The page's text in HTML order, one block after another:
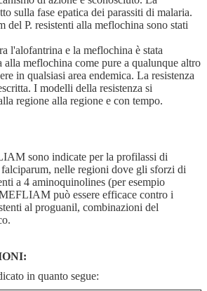
sulla fase epatica dei parassiti di malaria.
del P. resistenti alla meflochina sono stati
l'alofantrina e la meflochina è stata
alla meflochina come pure a qualunque altro
in qualsiasi area endemica. La resistenza
I modelli della resistenza si
regione alla regione e con tempo.
sono indicate per la profilassi di
nelle regioni dove gli sforzi di
a 4 aminoquinolines (per esempio
può essere efficace contro i
al proguanil, combinazioni del
in quanto segue: